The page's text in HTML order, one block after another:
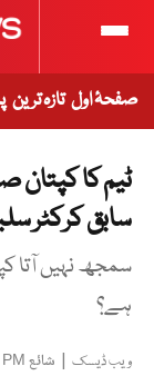
صفحۂ اول تازہ ترین
ٹیم کا کپتان
سابق کرکٹر
سمجھ نہیں آتا
ہے؟
ویب ڈیسک | شائع